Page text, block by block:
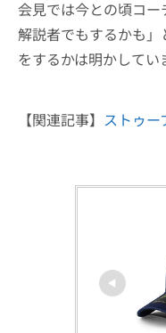
会見では今との頃コ
解説者でもするかも
をするかは明かしてい
【関連記事】 ストゥー